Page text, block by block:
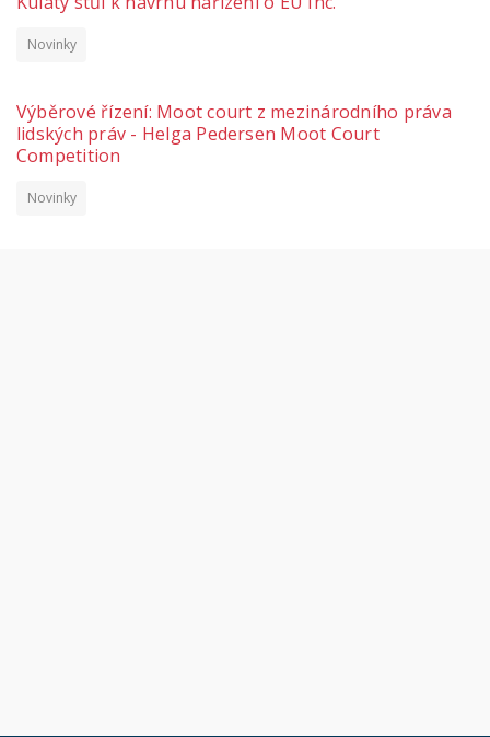
Novinky
Výběrové řízení: Moot court z mezinárodního práva
lidských práv - Helga Pedersen Moot Court
Competition
Novinky